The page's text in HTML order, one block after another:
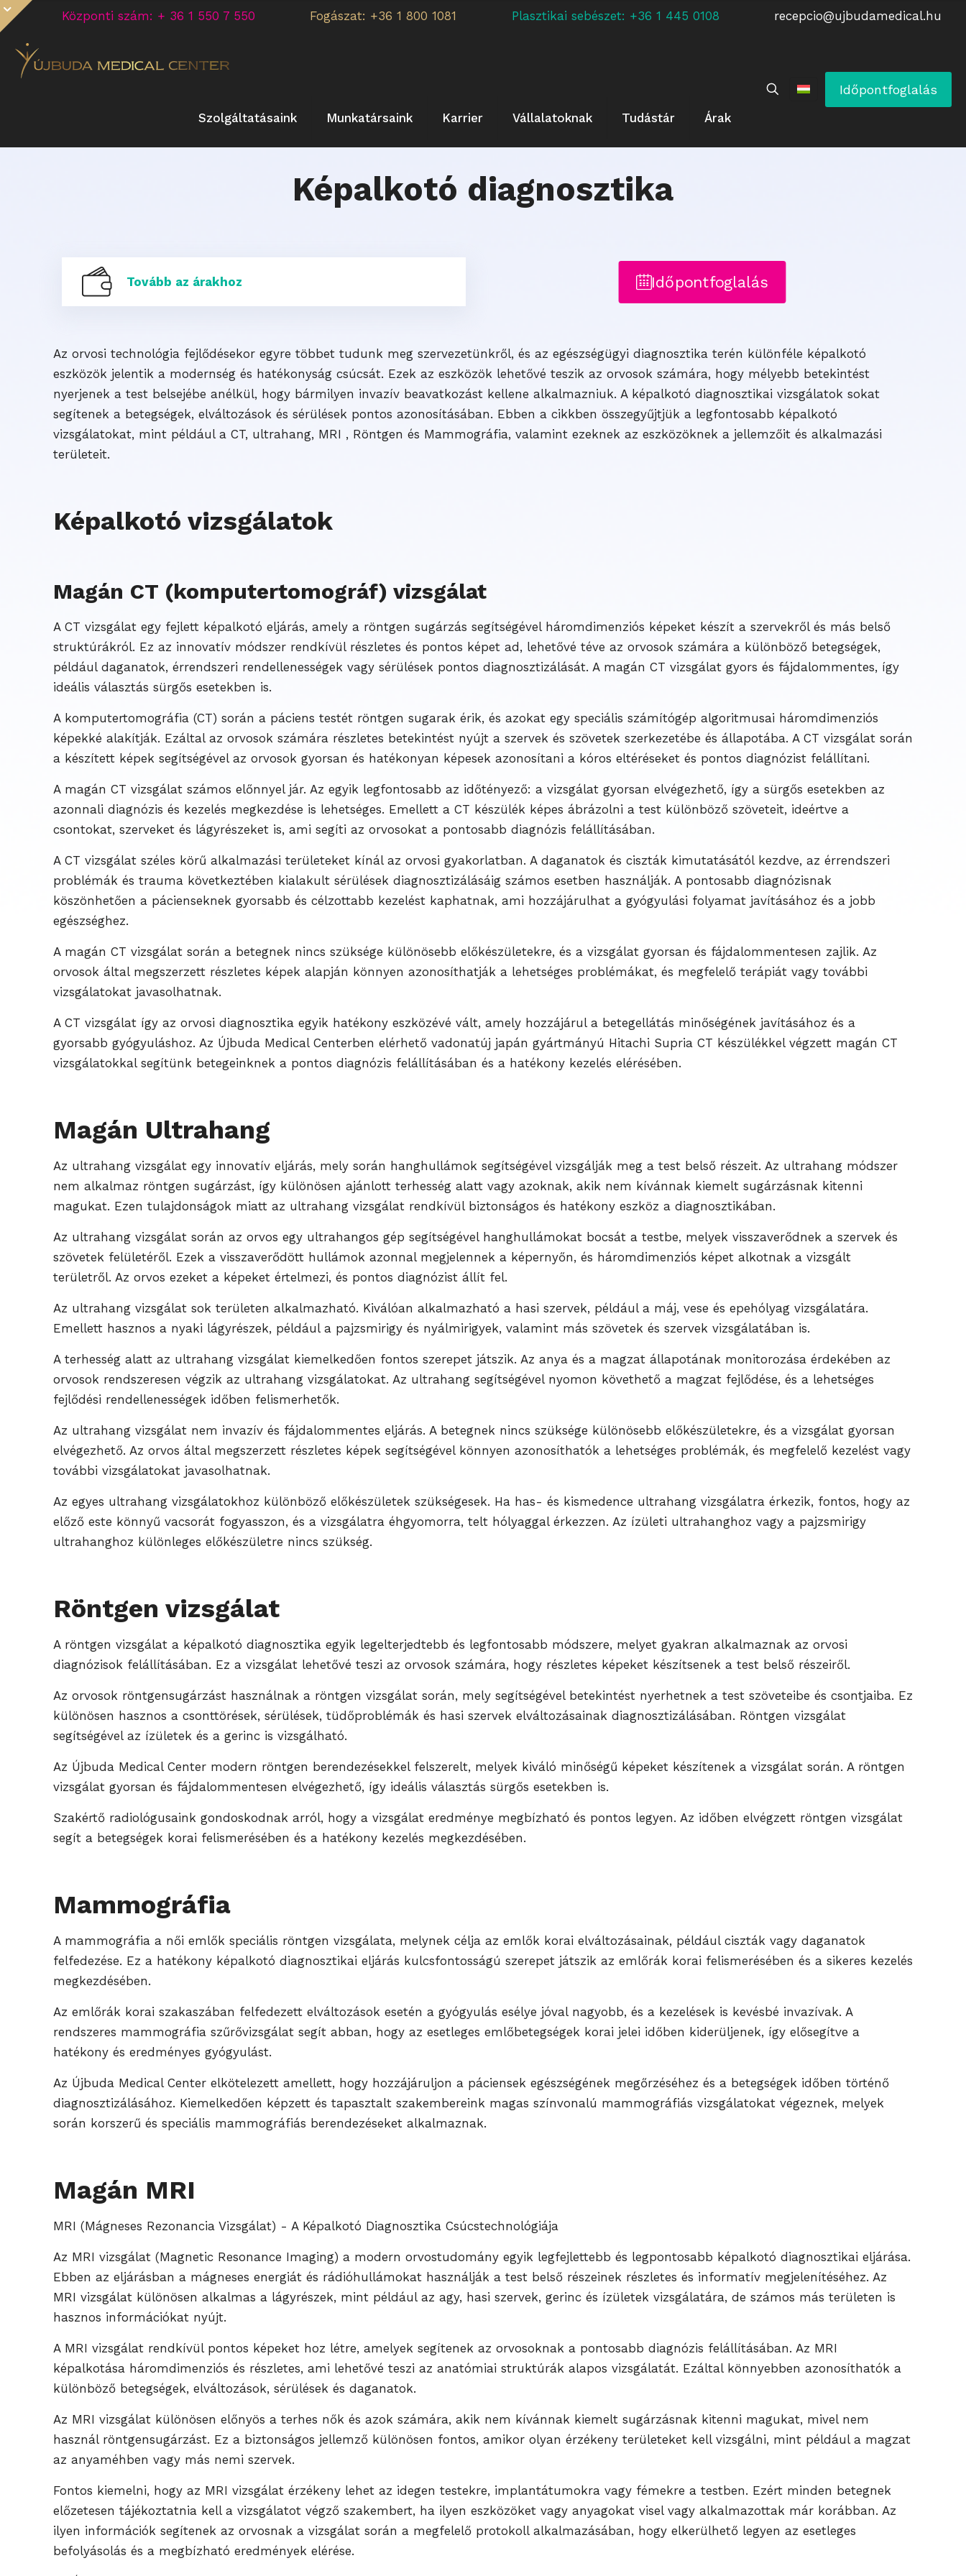
Központi szám: + 36 1 550 7 550 Fogászat: +36 1 800 1081 Plasztikai sebészet: +36 1 445 0108 recepcio@ujbudamedical.hu
Szolgáltatásaink Munkatársaink Karrier Vállalatoknak Tudástár Árak
Időpontfoglalás
Képalkotó diagnosztika
Tovább az árakhoz Időpontfoglalás
Az orvosi technológia fejlődésekor egyre többet tudunk meg szervezetünkről, és az egészségügyi diagnosztika terén különféle képalkotó
eszközök jelentik a modernség és hatékonyság csúcsát. Ezek az eszközök lehetővé teszik az orvosok számára, hogy mélyebb betekintést
nyerjenek a test belsejébe anélkül, hogy bármilyen invazív beavatkozást kellene alkalmazniuk. A képalkotó diagnosztikai vizsgálatok sokat
segítenek a betegségek, elváltozások és sérülések pontos azonosításában. Ebben a cikkben összegyűjtjük a legfontosabb képalkotó
vizsgálatokat, mint például a CT, ultrahang, MRI , Röntgen és Mammográfia, valamint ezeknek az eszközöknek a jellemzőit és alkalmazási
területeit.
Képalkotó vizsgálatok
Magán CT (komputertomográf) vizsgálat
A CT vizsgálat egy fejlett képalkotó eljárás, amely a röntgen sugárzás segítségével háromdimenziós képeket készít a szervekről és más belső
struktúrákról. Ez az innovatív módszer rendkívül részletes és pontos képet ad, lehetővé téve az orvosok számára a különböző betegségek,
például daganatok, érrendszeri rendellenességek vagy sérülések pontos diagnosztizálását. A magán CT vizsgálat gyors és fájdalommentes, így
ideális választás sürgős esetekben is.
A komputertomográfia (CT) során a páciens testét röntgen sugarak érik, és azokat egy speciális számítógép algoritmusai háromdimenziós
képekké alakítják. Ezáltal az orvosok számára részletes betekintést nyújt a szervek és szövetek szerkezetébe és állapotába. A CT vizsgálat során
a készített képek segítségével az orvosok gyorsan és hatékonyan képesek azonosítani a kóros eltéréseket és pontos diagnózist felállítani.
A magán CT vizsgálat számos előnnyel jár. Az egyik legfontosabb az időtényező: a vizsgálat gyorsan elvégezhető, így a sürgős esetekben az
azonnali diagnózis és kezelés megkezdése is lehetséges. Emellett a CT készülék képes ábrázolni a test különböző szöveteit, ideértve a
csontokat, szerveket és lágyrészeket is, ami segíti az orvosokat a pontosabb diagnózis felállításában.
A CT vizsgálat széles körű alkalmazási területeket kínál az orvosi gyakorlatban. A daganatok és ciszták kimutatásától kezdve, az érrendszeri
problémák és trauma következtében kialakult sérülések diagnosztizálásáig számos esetben használják. A pontosabb diagnózisnak
köszönhetően a pácienseknek gyorsabb és célzottabb kezelést kaphatnak, ami hozzájárulhat a gyógyulási folyamat javításához és a jobb
egészséghez.
A magán CT vizsgálat során a betegnek nincs szüksége különösebb előkészületekre, és a vizsgálat gyorsan és fájdalommentesen zajlik. Az
orvosok által megszerzett részletes képek alapján könnyen azonosíthatják a lehetséges problémákat, és megfelelő terápiát vagy további
vizsgálatokat javasolhatnak.
A CT vizsgálat így az orvosi diagnosztika egyik hatékony eszközévé vált, amely hozzájárul a betegellátás minőségének javításához és a
gyorsabb gyógyuláshoz. Az Újbuda Medical Centerben elérhető vadonatúj japán gyártmányú Hitachi Supria CT készülékkel végzett magán CT
vizsgálatokkal segítünk betegeinknek a pontos diagnózis felállításában és a hatékony kezelés elérésében.
Magán Ultrahang
Az ultrahang vizsgálat egy innovatív eljárás, mely során hanghullámok segítségével vizsgálják meg a test belső részeit. Az ultrahang módszer
nem alkalmaz röntgen sugárzást, így különösen ajánlott terhesség alatt vagy azoknak, akik nem kívánnak kiemelt sugárzásnak kitenni
magukat. Ezen tulajdonságok miatt az ultrahang vizsgálat rendkívül biztonságos és hatékony eszköz a diagnosztikában.
Az ultrahang vizsgálat során az orvos egy ultrahangos gép segítségével hanghullámokat bocsát a testbe, melyek visszaverődnek a szervek és
szövetek felületéről. Ezek a visszaverődött hullámok azonnal megjelennek a képernyőn, és háromdimenziós képet alkotnak a vizsgált
területről. Az orvos ezeket a képeket értelmezi, és pontos diagnózist állít fel.
Az ultrahang vizsgálat sok területen alkalmazható. Kiválóan alkalmazható a hasi szervek, például a máj, vese és epehólyag vizsgálatára.
Emellett hasznos a nyaki lágyrészek, például a pajzsmirigy és nyálmirigyek, valamint más szövetek és szervek vizsgálatában is.
A terhesség alatt az ultrahang vizsgálat kiemelkedően fontos szerepet játszik. Az anya és a magzat állapotának monitorozása érdekében az
orvosok rendszeresen végzik az ultrahang vizsgálatokat. Az ultrahang segítségével nyomon követhető a magzat fejlődése, és a lehetséges
fejlődési rendellenességek időben felismerhetők.
Az ultrahang vizsgálat nem invazív és fájdalommentes eljárás. A betegnek nincs szüksége különösebb előkészületekre, és a vizsgálat gyorsan
elvégezhető. Az orvos által megszerzett részletes képek segítségével könnyen azonosíthatók a lehetséges problémák, és megfelelő kezelést vagy
további vizsgálatokat javasolhatnak.
Az egyes ultrahang vizsgálatokhoz különböző előkészületek szükségesek. Ha has- és kismedence ultrahang vizsgálatra érkezik, fontos, hogy az
előző este könnyű vacsorát fogyasszon, és a vizsgálatra éhgyomorra, telt hólyaggal érkezzen. Az ízületi ultrahanghoz vagy a pajzsmirigy
ultrahanghoz különleges előkészületre nincs szükség.
Röntgen vizsgálat
A röntgen vizsgálat a képalkotó diagnosztika egyik legelterjedtebb és legfontosabb módszere, melyet gyakran alkalmaznak az orvosi
diagnózisok felállításában. Ez a vizsgálat lehetővé teszi az orvosok számára, hogy részletes képeket készítsenek a test belső részeiről.
Az orvosok röntgensugárzást használnak a röntgen vizsgálat során, mely segítségével betekintést nyerhetnek a test szöveteibe és csontjaiba. Ez
különösen hasznos a csonttörések, sérülések, tüdőproblémák és hasi szervek elváltozásainak diagnosztizálásában. Röntgen vizsgálat
segítségével az ízületek és a gerinc is vizsgálható.
Az Újbuda Medical Center modern röntgen berendezésekkel felszerelt, melyek kiváló minőségű képeket készítenek a vizsgálat során. A röntgen
vizsgálat gyorsan és fájdalommentesen elvégezhető, így ideális választás sürgős esetekben is.
Szakértő radiológusaink gondoskodnak arról, hogy a vizsgálat eredménye megbízható és pontos legyen. Az időben elvégzett röntgen vizsgálat
segít a betegségek korai felismerésében és a hatékony kezelés megkezdésében.
Mammográfia
A mammográfia a női emlők speciális röntgen vizsgálata, melynek célja az emlők korai elváltozásainak, például ciszták vagy daganatok
felfedezése. Ez a hatékony képalkotó diagnosztikai eljárás kulcsfontosságú szerepet játszik az emlőrák korai felismerésében és a sikeres kezelés
megkezdésében.
Az emlőrák korai szakaszában felfedezett elváltozások esetén a gyógyulás esélye jóval nagyobb, és a kezelések is kevésbé invazívak. A
rendszeres mammográfia szűrővizsgálat segít abban, hogy az esetleges emlőbetegségek korai jelei időben kiderüljenek, így elősegítve a
hatékony és eredményes gyógyulást.
Az Újbuda Medical Center elkötelezett amellett, hogy hozzájáruljon a páciensek egészségének megőrzéséhez és a betegségek időben történő
diagnosztizálásához. Kiemelkedően képzett és tapasztalt szakembereink magas színvonalú mammográfiás vizsgálatokat végeznek, melyek
során korszerű és speciális mammográfiás berendezéseket alkalmaznak.
Magán MRI
MRI (Mágneses Rezonancia Vizsgálat) - A Képalkotó Diagnosztika Csúcstechnológiája
Az MRI vizsgálat (Magnetic Resonance Imaging) a modern orvostudomány egyik legfejlettebb és legpontosabb képalkotó diagnosztikai eljárása.
Ebben az eljárásban a mágneses energiát és rádióhullámokat használják a test belső részeinek részletes és informatív megjelenítéséhez. Az
MRI vizsgálat különösen alkalmas a lágyrészek, mint például az agy, hasi szervek, gerinc és ízületek vizsgálatára, de számos más területen is
hasznos információkat nyújt.
A MRI vizsgálat rendkívül pontos képeket hoz létre, amelyek segítenek az orvosoknak a pontosabb diagnózis felállításában. Az MRI
képalkotása háromdimenziós és részletes, ami lehetővé teszi az anatómiai struktúrák alapos vizsgálatát. Ezáltal könnyebben azonosíthatók a
különböző betegségek, elváltozások, sérülések és daganatok.
Az MRI vizsgálat különösen előnyös a terhes nők és azok számára, akik nem kívánnak kiemelt sugárzásnak kitenni magukat, mivel nem
használ röntgensugárzást. Ez a biztonságos jellemző különösen fontos, amikor olyan érzékeny területeket kell vizsgálni, mint például a magzat
az anyaméhben vagy más nemi szervek.
Fontos kiemelni, hogy az MRI vizsgálat érzékeny lehet az idegen testekre, implantátumokra vagy fémekre a testben. Ezért minden betegnek
előzetesen tájékoztatnia kell a vizsgálatot végző szakembert, ha ilyen eszközöket vagy anyagokat visel vagy alkalmazottak már korábban. Az
ilyen információk segítenek az orvosnak a vizsgálat során a megfelelő protokoll alkalmazásában, hogy elkerülhető legyen az esetleges
befolyásolás és a megbízható eredmények elérése.